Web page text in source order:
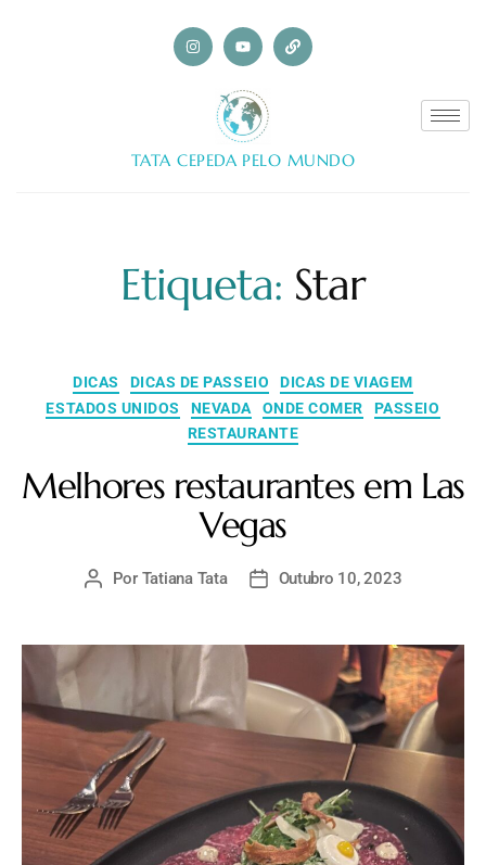
TATA CEPEDA PELO MUNDO
Etiqueta: Star
DICAS DICAS DE PASSEIO
DICAS DE VIAGEM
ESTADOS UNIDOS
NEVADA ONDE COMER
PASSEIO
RESTAURANTE
Melhores restaurantes em Las
Vegas
Por Tatiana Tata Outubro 10, 2023